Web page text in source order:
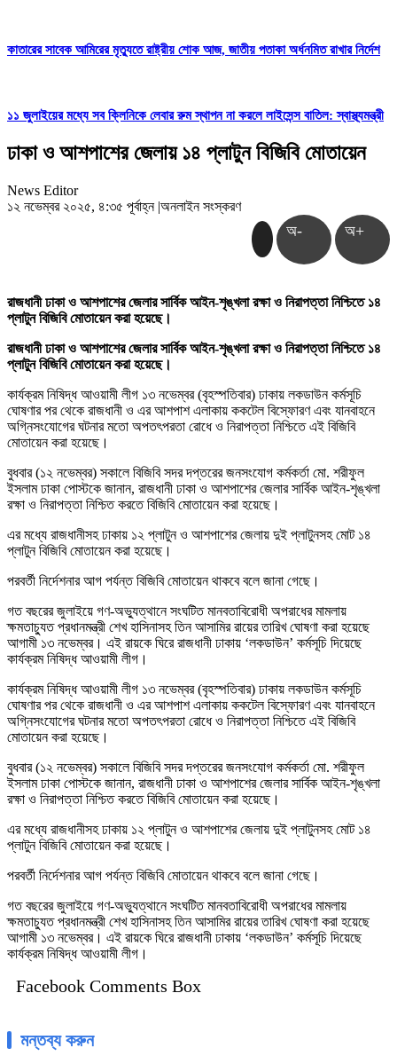
কাতারের সাবেক আমিরের মৃত্যুতে রাষ্ট্রীয় শোক আজ, জাতীয় পতাকা অর্ধনমিত রাখার নির্দেশ
১১ জুলাইয়ের মধ্যে সব ক্লিনিকে লেবার রুম স্থাপন না করলে লাইসেন্স বাতিল: স্বাস্থ্যমন্ত্রী
ঢাকা ও আশপাশের জেলায় ১৪ প্লাটুন বিজিবি মোতায়েন
News Editor
১২ নভেম্বর ২০২৫, ৪:৩৫ পূর্বাহ্ন |অনলাইন সংস্করণ
অ- অ+
রাজধানী ঢাকা ও আশপাশের জেলার সার্বিক আইন-শৃঙ্খলা রক্ষা ও নিরাপত্তা নিশ্চিতে ১৪
প্লাটুন বিজিবি মোতায়েন করা হয়েছে।
রাজধানী ঢাকা ও আশপাশের জেলার সার্বিক আইন-শৃঙ্খলা রক্ষা ও নিরাপত্তা নিশ্চিতে ১৪
প্লাটুন বিজিবি মোতায়েন করা হয়েছে।
কার্যক্রম নিষিদ্ধ আওয়ামী লীগ ১৩ নভেম্বর (বৃহস্পতিবার) ঢাকায় লকডাউন কর্মসূচি
ঘোষণার পর থেকে রাজধানী ও এর আশপাশ এলাকায় ককটেল বিস্ফোরণ এবং যানবাহনে
অগ্নিসংযোগের ঘটনার মতো অপতৎপরতা রোধে ও নিরাপত্তা নিশ্চিতে এই বিজিবি
মোতায়েন করা হয়েছে।
বুধবার (১২ নভেম্বর) সকালে বিজিবি সদর দপ্তরের জনসংযোগ কর্মকর্তা মো. শরীফুল
ইসলাম ঢাকা পোস্টকে জানান, রাজধানী ঢাকা ও আশপাশের জেলার সার্বিক আইন-শৃঙ্খলা
রক্ষা ও নিরাপত্তা নিশ্চিত করতে বিজিবি মোতায়েন করা হয়েছে।
এর মধ্যে রাজধানীসহ ঢাকায় ১২ প্লাটুন ও আশপাশের জেলায় দুই প্লাটুনসহ মোট ১৪
প্লাটুন বিজিবি মোতায়েন করা হয়েছে।
পরবর্তী নির্দেশনার আগ পর্যন্ত বিজিবি মোতায়েন থাকবে বলে জানা গেছে।
গত বছরের জুলাইয়ে গণ-অভ্যুত্থানে সংঘটিত মানবতাবিরোধী অপরাধের মামলায়
ক্ষমতাচ্যুত প্রধানমন্ত্রী শেখ হাসিনাসহ তিন আসামির রায়ের তারিখ ঘোষণা করা হয়েছে
আগামী ১৩ নভেম্বর। এই রায়কে ঘিরে রাজধানী ঢাকায় ‘লকডাউন’ কর্মসূচি দিয়েছে
কার্যক্রম নিষিদ্ধ আওয়ামী লীগ।
কার্যক্রম নিষিদ্ধ আওয়ামী লীগ ১৩ নভেম্বর (বৃহস্পতিবার) ঢাকায় লকডাউন কর্মসূচি
ঘোষণার পর থেকে রাজধানী ও এর আশপাশ এলাকায় ককটেল বিস্ফোরণ এবং যানবাহনে
অগ্নিসংযোগের ঘটনার মতো অপতৎপরতা রোধে ও নিরাপত্তা নিশ্চিতে এই বিজিবি
মোতায়েন করা হয়েছে।
বুধবার (১২ নভেম্বর) সকালে বিজিবি সদর দপ্তরের জনসংযোগ কর্মকর্তা মো. শরীফুল
ইসলাম ঢাকা পোস্টকে জানান, রাজধানী ঢাকা ও আশপাশের জেলার সার্বিক আইন-শৃঙ্খলা
রক্ষা ও নিরাপত্তা নিশ্চিত করতে বিজিবি মোতায়েন করা হয়েছে।
এর মধ্যে রাজধানীসহ ঢাকায় ১২ প্লাটুন ও আশপাশের জেলায় দুই প্লাটুনসহ মোট ১৪
প্লাটুন বিজিবি মোতায়েন করা হয়েছে।
পরবর্তী নির্দেশনার আগ পর্যন্ত বিজিবি মোতায়েন থাকবে বলে জানা গেছে।
গত বছরের জুলাইয়ে গণ-অভ্যুত্থানে সংঘটিত মানবতাবিরোধী অপরাধের মামলায়
ক্ষমতাচ্যুত প্রধানমন্ত্রী শেখ হাসিনাসহ তিন আসামির রায়ের তারিখ ঘোষণা করা হয়েছে
আগামী ১৩ নভেম্বর। এই রায়কে ঘিরে রাজধানী ঢাকায় ‘লকডাউন’ কর্মসূচি দিয়েছে
কার্যক্রম নিষিদ্ধ আওয়ামী লীগ।
Facebook Comments Box
মন্তব্য করুন